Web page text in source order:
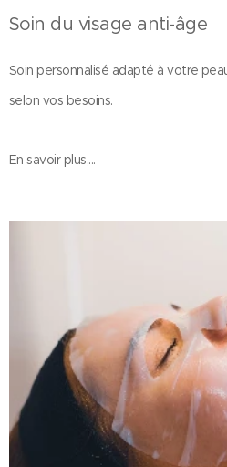
Soin du visage anti-
Soin personnalisé adapté à
selon vos besoins.
En savoir plus,...